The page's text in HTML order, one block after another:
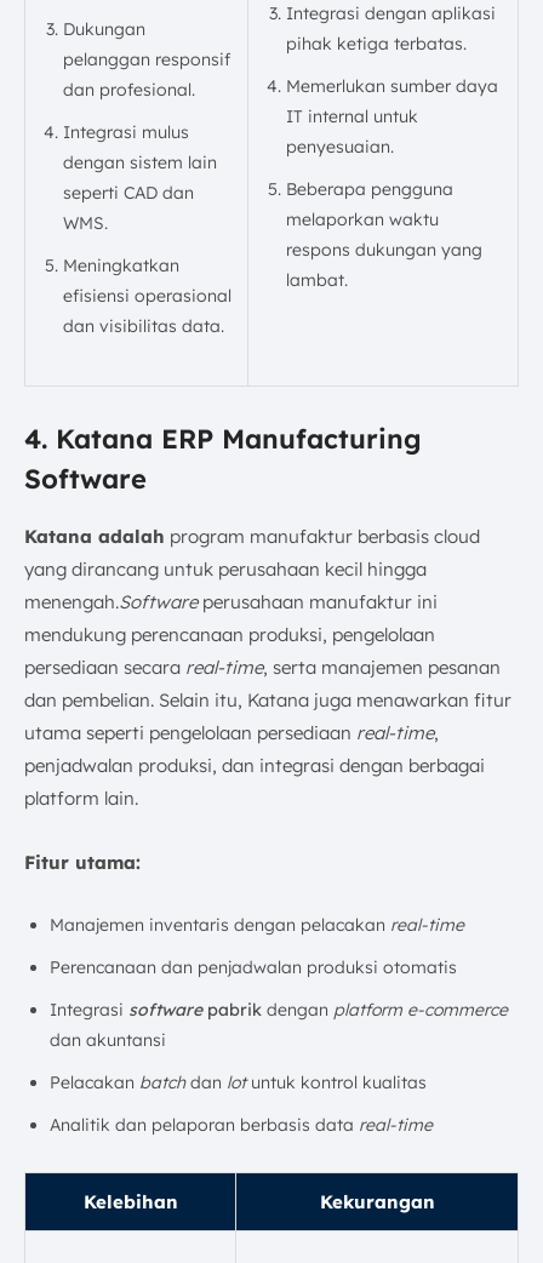
Dukungan
pelanggan responsif
dan profesional.
Integrasi mulus
dengan sistem lain
seperti CAD dan
WMS.
Meningkatkan
efisiensi operasional
dan visibilitas data.
Integrasi dengan aplikasi
pihak ketiga terbatas.
Memerlukan sumber daya
IT internal untuk
penyesuaian.
Beberapa pengguna
melaporkan waktu
respons dukungan yang
lambat.
4. Katana ERP Manufacturing
Software
Katana adalah program manufaktur berbasis cloud
yang dirancang untuk perusahaan kecil hingga
menengah.Softwareperusahaan manufaktur ini
mendukung perencanaan produksi, pengelolaan
persediaan secara real-time, serta manajemen pesanan
dan pembelian. Selain itu, Katana juga menawarkan fitur
utama seperti pengelolaan persediaan real-time,
penjadwalan produksi, dan integrasi dengan berbagai
platform lain.
Fitur utama:
Manajemen inventaris dengan pelacakan real-time
Perencanaan dan penjadwalan produksi otomatis
Integrasi softwarepabrik dengan platform e-commerce
dan akuntansi
Pelacakan batchdan lotuntuk kontrol kualitas
Analitik dan pelaporan berbasis data real-time
Kelebihan Kekurangan